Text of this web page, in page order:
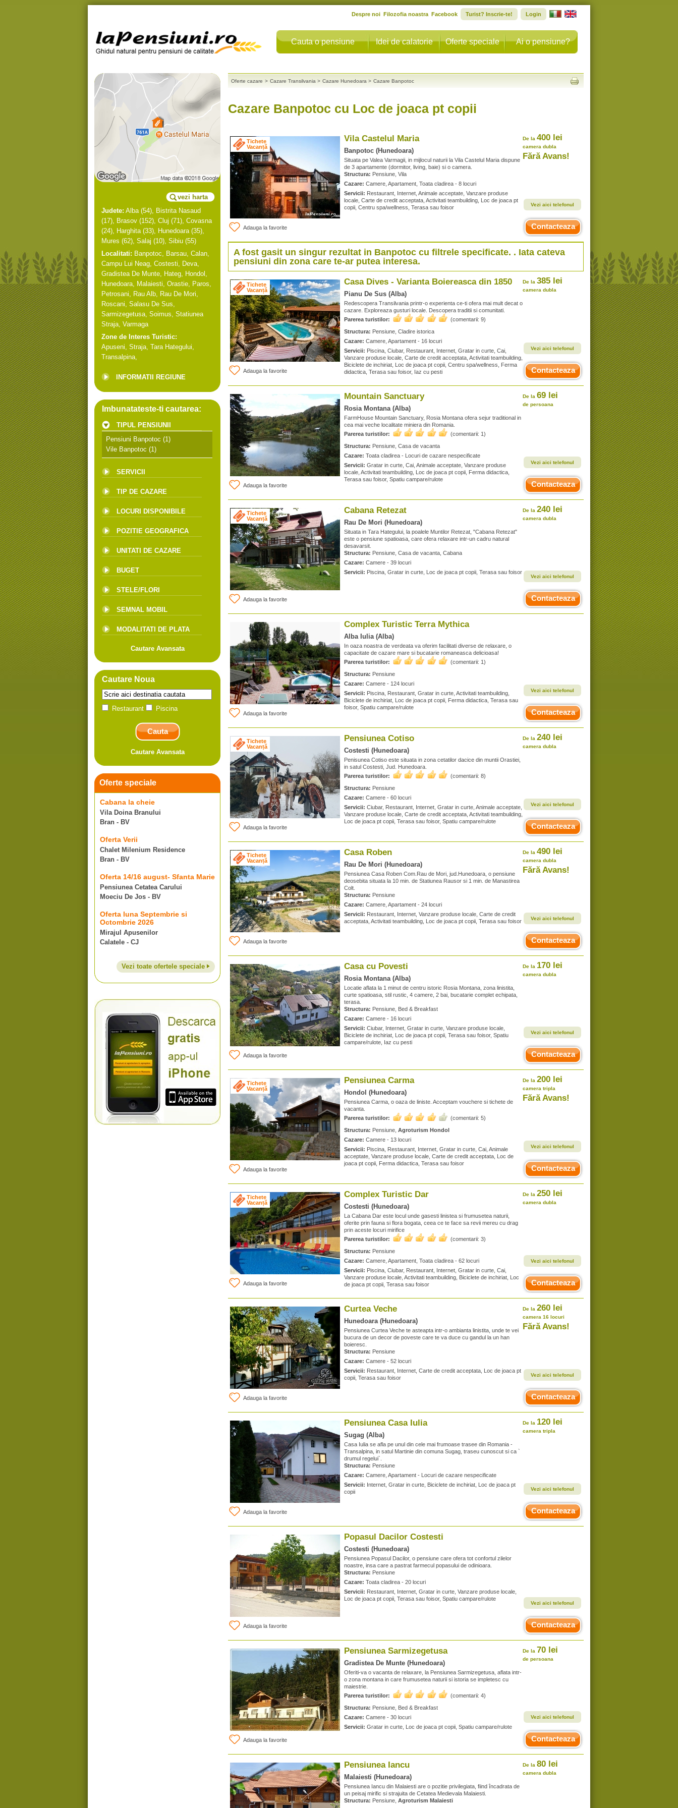
Cauta o pensiune Idei de calatorie Oferte speciale Ai o pensiune?
Despre noi Filozofia noastra Facebook Turist? Inscrie-te! Login
vezi harta
Judete: Alba(54), Bistrita Nasaud
(17), Brasov (152), Cluj (71), Covasna
(24), Harghita(33), Hunedoara(35),
Mures (62), Salaj (10), Sibiu (55)
Localitati: Banpotoc, Barsau, Calan,
Campu Lui Neag, Costesti, Deva,
Gradistea De Munte, Hateg, Hondol ,
Hunedoara, Malaiesti, Orastie, Paros,
Petrosani, Rau Alb, Rau De Mori,
Roscani, Salasu De Sus,
Sarmizegetusa, Soimus, Statiunea
Straja, Varmaga
Zone de Interes Turistic:
Apuseni, Straja, Tara Hategului,
Transalpina,
INFORMATII REGIUNE
Imbunatateste-ti cautarea:
TIPUL PENSIUNII
Pensiuni Banpotoc (1)
Vile Banpotoc (1)
SERVICII
TIP DE CAZARE
LOCURI DISPONIBILE
POZITIE GEOGRAFICA
UNITATI DE CAZARE
BUGET
STELE/FLORI
SEMNAL MOBIL
MODALITATI DE PLATA
Cautare Avansata
Cautare Noua
Restaurant Piscina
Cautare Avansata
Oferte speciale
Cabana la cheie
Vila Doina Branului
Bran - BV
Oferta Verii
Chalet Milenium Residence
Bran - BV
Oferta 14/16 august- Sfanta Marie
Pensiunea Cetatea Carului
Moeciu De Jos - BV
Oferta luna Septembrie si
Octombrie 2026
Mirajul Apusenilor
Calatele - CJ
Vezi toate ofertele speciale
Oferte cazare > Cazare Transilvania > Cazare Hunedoara > Cazare Banpotoc
Cazare Banpotoc cu Loc de joaca pt copii
Tichete
Vacanță
Adauga la favorite
Vila Castelul Maria
Banpotoc (Hunedoara)
Situata pe Valea Varmagii, in mijlocul naturii la Vila Castelul Maria dispune
de 3 apartamente (dormitor, living, baie) si o camera.
Structura: Pensiune, Vila
Cazare: Camere, Apartament, Toata cladirea - 8 locuri
Servicii: Restaurant, Internet, Animale acceptate, Vanzare produse
locale, Carte de credit acceptata, Activitati teambuilding, Loc de joaca pt
copii, Centru spa/wellness, Terasa sau foisor
De la 400 lei
camera dubla
Fără Avans!
Vezi aici telefonul
Contacteaza
A fost gasit un singur rezultat in Banpotoc cu filtrele specificate. . Iata cateva
pensiuni din zona care te-ar putea interesa.
Tichete
Vacanță
Adauga la favorite
Casa Dives - Varianta Boiereasca din 1850
Pianu De Sus (Alba)
Redescopera Transilvania printr-o experienta ce-ti ofera mai mult decat o
cazare. Exploreaza gusturi locale. Descopera traditii si comunitati.
Parerea turistilor:
(comentarii: 9)
Structura: Pensiune, Cladire istorica
Cazare: Camere, Apartament - 16 locuri
Servicii: Piscina, Ciubar, Restaurant, Internet, Gratar in curte, Cai,
Vanzare produse locale, Carte de credit acceptata, Activitati teambuilding,
Biciclete de inchiriat, Loc de joaca pt copii, Centru spa/wellness, Ferma
didactica, Terasa sau foisor, Iaz cu pesti
De la 385 lei
camera dubla
Vezi aici telefonul
Contacteaza
Adauga la favorite
Mountain Sanctuary
Rosia Montana (Alba)
FarmHouse Mountain Sanctuary, Rosia Montana ofera sejur traditional in
cea mai veche localitate miniera din Romania.
Parerea turistilor:
(comentarii: 1)
Structura: Pensiune, Casa de vacanta
Cazare: Toata cladirea - Locuri de cazare nespecificate
Servicii: Gratar in curte, Cai, Animale acceptate, Vanzare produse
locale, Activitati teambuilding, Loc de joaca pt copii, Ferma didactica,
Terasa sau foisor, Spatiu campare/rulote
De la 69 lei
de persoana
Vezi aici telefonul
Contacteaza
Tichete
Vacanță
Adauga la favorite
Cabana Retezat
Rau De Mori (Hunedoara)
Situata in Tara Hategului, la poalele Muntilor Retezat, "Cabana Retezat"
este o pensiune spatioasa, care ofera relaxare intr-un cadru natural
desavarsit.
Structura: Pensiune, Casa de vacanta, Cabana
Cazare: Camere - 39 locuri
Servicii: Piscina, Gratar in curte, Loc de joaca pt copii, Terasa sau foisor
De la 240 lei
camera dubla
Vezi aici telefonul
Contacteaza
Adauga la favorite
Complex Turistic Terra Mythica
Alba Iulia (Alba)
In oaza noastra de verdeata va oferim facilitati diverse de relaxare, o
capacitate de cazare mare si bucatarie romaneasca delicioasa!
Parerea turistilor:
(comentarii: 1)
Structura: Pensiune
Cazare: Camere - 124 locuri
Servicii: Piscina, Restaurant, Gratar in curte, Activitati teambuilding,
Biciclete de inchiriat, Loc de joaca pt copii, Ferma didactica, Terasa sau
foisor, Spatiu campare/rulote
Vezi aici telefonul
Contacteaza
Tichete
Vacanță
Adauga la favorite
Pensiunea Cotiso
Costesti (Hunedoara)
Penisunea Cotiso este situata in zona cetatilor dacice din muntii Orastiei,
in satul Costesti, Jud. Hunedoara.
Parerea turistilor:
(comentarii: 8)
Structura: Pensiune
Cazare: Camere - 60 locuri
Servicii: Ciubar, Restaurant, Internet, Gratar in curte, Animale acceptate,
Vanzare produse locale, Carte de credit acceptata, Activitati teambuilding,
Loc de joaca pt copii, Terasa sau foisor, Spatiu campare/rulote
De la 240 lei
camera dubla
Vezi aici telefonul
Contacteaza
Tichete
Vacanță
Adauga la favorite
Casa Roben
Rau De Mori (Hunedoara)
Pensiunea Casa Roben Com.Rau de Mori, jud.Hunedoara, o pensiune
deosebita situata la 10 min. de Statiunea Rausor si 1 min. de Manastirea
Colt.
Structura: Pensiune
Cazare: Camere, Apartament - 24 locuri
Servicii: Restaurant, Internet, Vanzare produse locale, Carte de credit
acceptata, Activitati teambuilding, Loc de joaca pt copii, Terasa sau foisor
De la 490 lei
camera dubla
Fără Avans!
Vezi aici telefonul
Contacteaza
Adauga la favorite
Casa cu Povesti
Rosia Montana (Alba)
Locatie aflata la 1 minut de centru istoric Rosia Montana, zona linistita,
curte spatioasa, stil rustic, 4 camere, 2 bai, bucatarie complet echipata,
terasa.
Structura: Pensiune, Bed & Breakfast
Cazare: Camere - 16 locuri
Servicii: Ciubar, Internet, Gratar in curte, Vanzare produse locale,
Biciclete de inchiriat, Loc de joaca pt copii, Terasa sau foisor, Spatiu
campare/rulote, Iaz cu pesti
De la 170 lei
camera dubla
Vezi aici telefonul
Contacteaza
Tichete
Vacanță
Adauga la favorite
Pensiunea Carma
Hondol (Hunedoara)
Pensiunea Carma, o oaza de liniste. Acceptam vouchere si tichete de
vacanta.
Parerea turistilor:
(comentarii: 5)
Structura: Pensiune, Agroturism Hondol
Cazare: Camere - 13 locuri
Servicii: Piscina, Restaurant, Internet, Gratar in curte, Cai, Animale
acceptate, Vanzare produse locale, Carte de credit acceptata, Loc de
joaca pt copii, Ferma didactica, Terasa sau foisor
De la 200 lei
camera tripla
Fără Avans!
Vezi aici telefonul
Contacteaza
Tichete
Vacanță
Adauga la favorite
Complex Turistic Dar
Costesti (Hunedoara)
La Cabana Dar este locul unde gasesti linistea si frumusetea naturii,
oferite prin fauna si flora bogata, ceea ce te face sa revii mereu cu drag
prin aceste locuri mirifice
Parerea turistilor:
(comentarii: 3)
Structura: Pensiune
Cazare: Camere, Apartament, Toata cladirea - 62 locuri
Servicii: Piscina, Ciubar, Restaurant, Internet, Gratar in curte, Cai,
Vanzare produse locale, Activitati teambuilding, Biciclete de inchiriat, Loc
de joaca pt copii, Terasa sau foisor
De la 250 lei
camera dubla
Vezi aici telefonul
Contacteaza
Adauga la favorite
Curtea Veche
Hunedoara (Hunedoara)
Pensiunea Curtea Veche te asteapta intr-o ambianta linistita, unde te vei
bucura de un decor de poveste care te va duce cu gandul la un han
boieresc.
Structura: Pensiune
Cazare: Camere - 52 locuri
Servicii: Restaurant, Internet, Carte de credit acceptata, Loc de joaca pt
copii, Terasa sau foisor
De la 260 lei
camera 16 locuri
Fără Avans!
Vezi aici telefonul
Contacteaza
Adauga la favorite
Pensiunea Casa Iulia
Sugag (Alba)
Casa Iulia se afla pe unul din cele mai frumoase trasee din Romania -
Transalpina, in satul Martinie din comuna Sugag, traseu cunoscut si ca `
drumul regelui`.
Structura: Pensiune
Cazare: Camere, Apartament - Locuri de cazare nespecificate
Servicii: Internet, Gratar in curte, Biciclete de inchiriat, Loc de joaca pt
copii
De la 120 lei
camera tripla
Vezi aici telefonul
Contacteaza
Adauga la favorite
Popasul Dacilor Costesti
Costesti (Hunedoara)
Pensiunea Popasul Dacilor, o pensiune care ofera tot confortul zilelor
noastre, insa care a pastrat farmecul popasului de odinioara.
Structura: Pensiune
Cazare: Toata cladirea - 20 locuri
Servicii: Restaurant, Internet, Gratar in curte, Vanzare produse locale,
Loc de joaca pt copii, Terasa sau foisor, Spatiu campare/rulote
Vezi aici telefonul
Contacteaza
Adauga la favorite
Pensiunea Sarmizegetusa
Gradistea De Munte (Hunedoara)
Oferiti-va o vacanta de relaxare, la Pensiunea Sarmizegetusa, aflata intr-
o zona montana in care frumusetea naturii si istoria se impletesc cu
maiestrie.
Parerea turistilor:
(comentarii: 4)
Structura: Pensiune, Bed & Breakfast
Cazare: Camere - 30 locuri
Servicii: Gratar in curte, Loc de joaca pt copii, Spatiu campare/rulote
De la 70 lei
de persoana
Vezi aici telefonul
Contacteaza
Pensiunea Iancu
Malaiesti (Hunedoara)
Pensiunea Iancu din Malaiesti are o pozitie privilegiata, fiind încadrata de
un peisaj mirific si strajuita de Cetatea Medievala Malaiesti.
Structura: Pensiune, Agroturism Malaiesti
De la 80 lei
camera dubla